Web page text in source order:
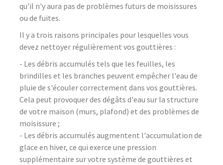
qu'il n'y aura pas de problèmes futurs de moisissures
ou de fuites.
Il y a trois raisons principales pour lesquelles vous
devez nettoyer régulièrement vos gouttières :
- Les débris accumulés tels que les feuilles, les
brindilles et les branches peuvent empêcher l'eau de
pluie de s'écouler correctement dans vos gouttières.
Cela peut provoquer des dégâts d'eau sur la structure
de votre maison (murs, plafond) et des problèmes de
moisissure ;
- Les débris accumulés augmentent l'accumulation de
glace en hiver, ce qui exerce une pression
supplémentaire sur votre système de gouttières et